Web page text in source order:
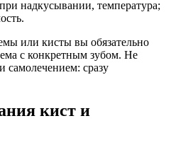
надкусывании, температура;
или кисты вы обязательно
с конкретным зубом. Не
самолечением: сразу
кист и